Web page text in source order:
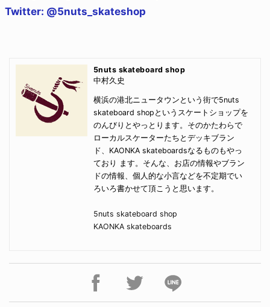
Twitter: @5nuts_skateshop
5nuts skateboard shop
中村久史
横浜の港北ニュータウンという街で5nuts
skateboard shopというスケートショップを
のんびりとやっとります。そのかたわらで
ローカルスケーターたちとデッキブラン
ド、KAONKA skateboardsなるものもやっ
ており ます。そんな、お店の情報やブラン
ドの情報、個人的な小言などを不定期でい
ろいろ書かせて頂こうと思います。
5nuts skateboard shop
KAONKA skateboards